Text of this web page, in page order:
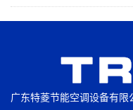
广东特菱节能空调设备有限